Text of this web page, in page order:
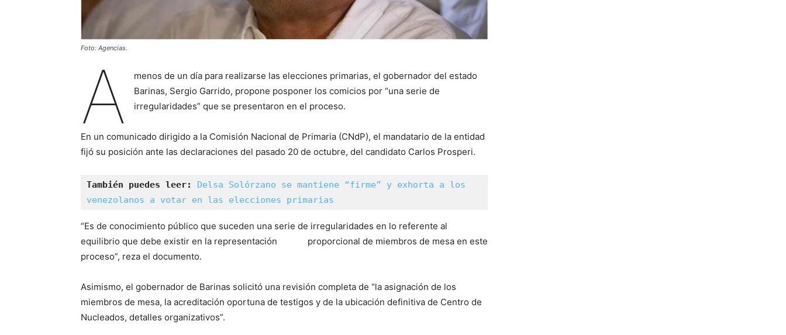
Foto: Agencias.
A
menos de un día para realizarse las elecciones primarias, el gobernador del estado
Barinas, Sergio Garrido, propone posponer los comicios por “una serie de
irregularidades” que se presentaron en el proceso.
En un comunicado dirigido a la Comisión Nacional de Primaria (CNdP), el mandatario de la entidad
fijó su posición ante las declaraciones del pasado 20 de octubre, del candidato Carlos Prosperi.
También puedes leer: Delsa Solórzano se mantiene “firme” y exhorta a los
venezolanos a votar en las elecciones primarias
“Es de conocimiento público que suceden una serie de irregularidades en lo referente al
equilibrio que debe existir en la representación proporcional de miembros de mesa en este
proceso”, reza el documento.
Asimismo, el gobernador de Barinas solicitó una revisión completa de “la asignación de los
miembros de mesa, la acreditación oportuna de testigos y de la ubicación definitiva de Centro de
Nucleados, detalles organizativos”.